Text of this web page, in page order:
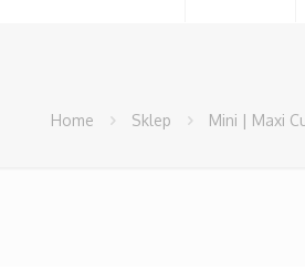
Home Sklep Mini | Maxi